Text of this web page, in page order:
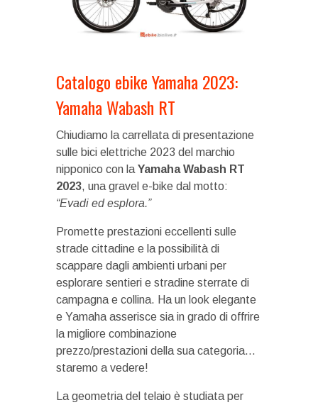
Catalogo ebike Yamaha 2023:
Yamaha Wabash RT
Chiudiamo la carrellata di presentazione
sulle bici elettriche 2023 del marchio
nipponico con la Yamaha Wabash RT
2023, una gravel e-bike dal motto:
“Evadi ed esplora.”
Promette prestazioni eccellenti sulle
strade cittadine e la possibilità di
scappare dagli ambienti urbani per
esplorare sentieri e stradine sterrate di
campagna e collina. Ha un look elegante
e Yamaha asserisce sia in grado di offrire
la migliore combinazione
prezzo/prestazioni della sua categoria…
staremo a vedere!
La geometria del telaio è studiata per